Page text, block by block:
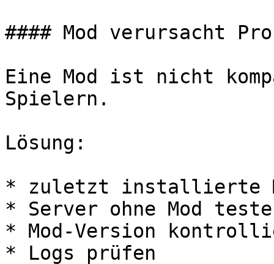
#### Mod verursacht
Eine Mod ist nicht
Spielern.
Lösung:
* zuletzt installierte
* Server ohne Mod
* Mod-Version
* Logs prüfen